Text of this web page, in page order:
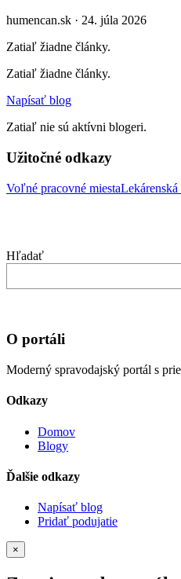
humencan.sk · 24. júla 2026
Zatiaľ žiadne články.
Zatiaľ žiadne články.
Napísať blog
Zatiaľ nie sú aktívni blogeri.
Užitočné odkazy
Voľné pracovné miestaLekárenská
Hľadať
O portáli
Moderný spravodajský portál s
Odkazy
Domov
Blogy
Ďalšie odkazy
Napísať blog
Pridať podujatie
×